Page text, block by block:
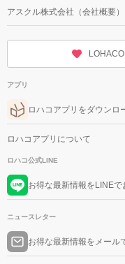
アスクル株式会社（会社概要）
アプリ
ロハコアプリをダウンロ
ロハコアプリについて
ロハコ公式LINE
お得な最新情報をLINEで
ニュースレター
お得な最新情報をメール